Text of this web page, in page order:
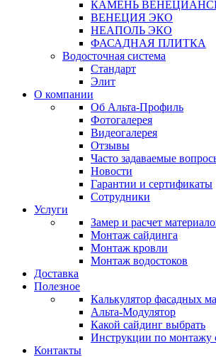
КАМЕНЬ
ВЕНЕЦИЯ ЭКО
НЕАПОЛЬ ЭКО
ФАСАДНАЯ ПЛИТКА
Водосточная система
Стандарт
Элит
О компании
Об Альта-Профиль
Фотогалерея
Видеогалерея
Отзывы
Часто задаваемые
Новости
Гарантии и сертификаты
Сотрудники
Услуги
Замер и расчет
Монтаж сайдинга
Монтаж кровли
Монтаж водостоков
Доставка
Полезное
Калькулятор фасадных
Альта-Модулятор
Какой сайдинг выбрать
Инструкции по монтажу
Контакты